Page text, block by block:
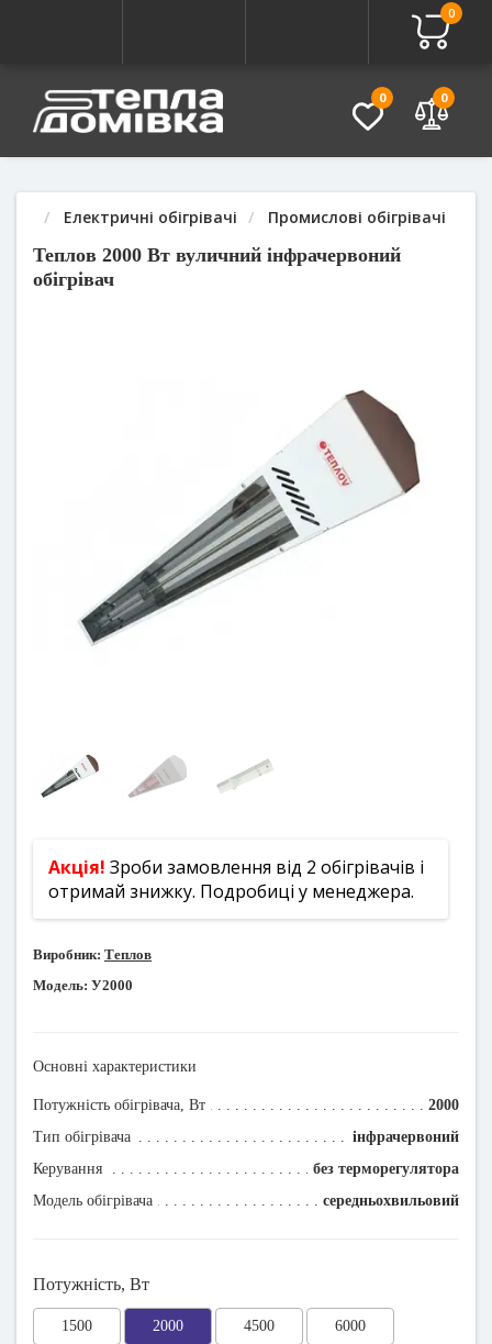
0
0 0
Електричні обігрівачі Промислові обігрівачі
Теплов 2000 Вт вуличний інфрачервоний
обігрівач
Питання - Відповідь
Акція! Зроби замовлення від 2 обігрівачів і
отримай знижку. Подробиці у менеджера.
Виробник: Теплов
Модель: У2000
Основні характеристики
Потужність обігрівача, Вт
2000
Тип обігрівача
інфрачервоний
Керування
без терморегулятора
Модель обігрівача
середньохвильовий
Потужність, Вт
1500 2000 4500 6000